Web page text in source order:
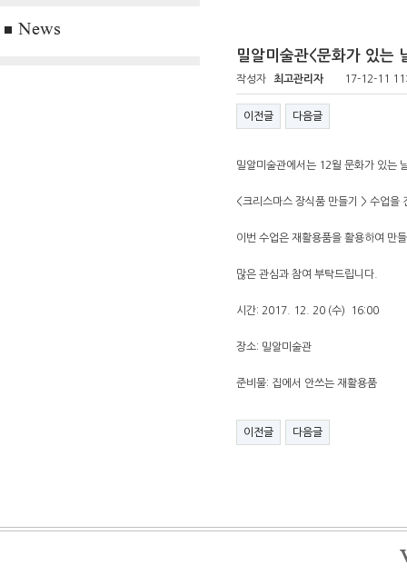
News
밀알미술관<문화가 있는
작성자 최고관리자 17-12-11
이전글 다음글
밀알미술관에서는 12월 문화가 있는
<크리스마스 장식품 만들기 > 수업을
이번 수업은 재활용품을 활용하여 만
많은 관심과 참여 부탁드립니다.
시간: 2017. 12. 20 (수) 16:00
장소: 밀알미술관 ​
준비물: 집에서 안쓰는 재활용품
이전글 다음글